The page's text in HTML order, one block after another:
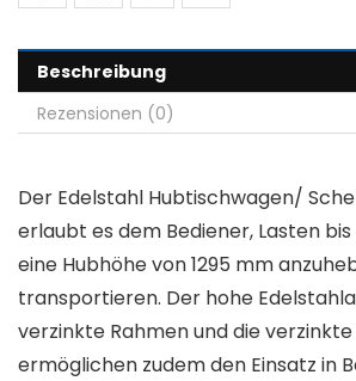
Beschreibung
Rezensionen (0)
Der Edelstahl Hubtischwagen/
erlaubt es dem Bediener, Lasten bis
eine Hubhöhe von 1295 mm
transportieren. Der hohe
verzinkte Rahmen und die
ermöglichen zudem den Einsatz in